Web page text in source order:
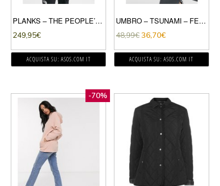
PLANKS – THE PEOPLE’S – GIACCA DA SCI STILE PARKA COLOR GRIGIO-BIANCO
249,95€
ACQUISTA SU: ASOS.COM IT
UMBRO – TSUNAMI – FELPA CON CAPPUCCIO VERDE
48,99€ 36,70€
ACQUISTA SU: ASOS.COM IT
-70%